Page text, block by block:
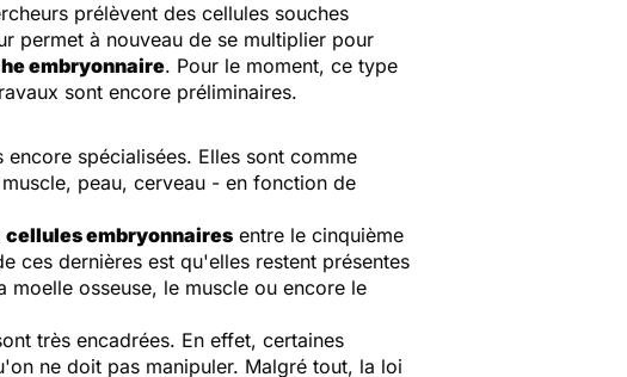
prélèvent des cellules souches
permet à nouveau de se multiplier pour
embryonnaire. Pour le moment, ce type
sont encore préliminaires.
spécialisées. Elles sont comme
peau, cerveau - en fonction de
cellules embryonnaires entre le cinquième
ces dernières est qu'elles restent présentes
osseuse, le muscle ou encore le
très encadrées. En effet, certaines
ne doit pas manipuler. Malgré tout, la loi